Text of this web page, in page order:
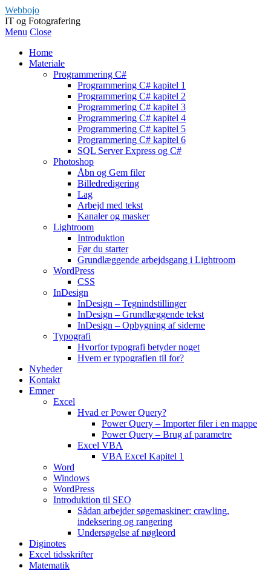
Webbojo
IT og Fotografering
Menu Close
Home
Materiale
Programmering C#
Programmering C# kapitel 1
Programmering C# kapitel 2
Programmering C# kapitel 3
Programmering C# kapitel 4
Programmering C# kapitel 5
Programmering C# kapitel 6
SQL Server Express og C#
Photoshop
Åbn og Gem filer
Billedredigering
Lag
Arbejd med tekst
Kanaler og masker
Lightroom
Introduktion
Før du starter
Grundlæggende arbejdsgang i Lightroom
WordPress
CSS
InDesign
InDesign – Tegnindstillinger
InDesign – Grundlæggende tekst
InDesign – Opbygning af siderne
Typografi
Hvorfor typografi betyder noget
Hvem er typografien til for?
Nyheder
Kontakt
Emner
Excel
Hvad er Power Query?
Power Query – Importer filer i en mappe
Power Query – Brug af parametre
Excel VBA
VBA Excel Kapitel 1
Word
Windows
WordPress
Introduktion til SEO
Sådan arbejder søgemaskiner: crawling,
indeksering og rangering
Undersøgelse af nøgleord
Diginotes
Excel tidsskrifter
Matematik